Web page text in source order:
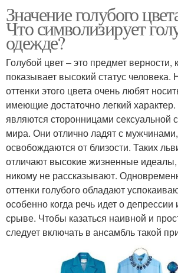
Значение голубого
Что символизирует
одежде?
Голубой цвет – это предмет верности,
показывает высокий статус
оттенки этого цвета очень любят
имеющие достаточно легкий
являются сторонницами сексуальной
мира. Они отлично ладят с
освобождаются от близости. Таких
отличают высокие жизненные
никому не рассказывают.
оттенки голубого обладают
особенно когда речь идет о
срыве. Чтобы казаться наивной и
следует включать в ансамбль такой